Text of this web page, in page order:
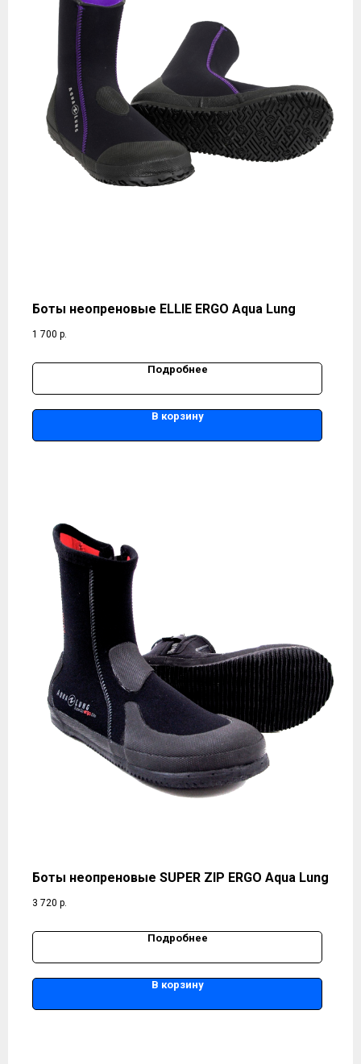
Боты неопреновые ELLIE ERGO Aqua Lung
1 700 р.
Подробнее
В корзину
Боты неопреновые SUPER ZIP ERGO Aqua Lung
3 720 р.
Подробнее
В корзину